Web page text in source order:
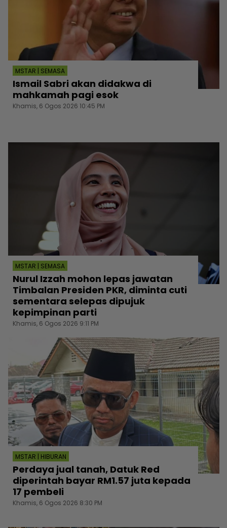
MSTAR | SEMASA
Ismail Sabri akan didakwa di
mahkamah pagi esok
Khamis, 6 Ogos 2026 10:45 PM
MSTAR | SEMASA
Nurul Izzah mohon lepas jawatan
Timbalan Presiden PKR, diminta cuti
sementara selepas dipujuk
kepimpinan parti
Khamis, 6 Ogos 2026 9:11 PM
MSTAR | HIBURAN
Perdaya jual tanah, Datuk Red
diperintah bayar RM1.57 juta kepada
17 pembeli
Khamis, 6 Ogos 2026 8:30 PM